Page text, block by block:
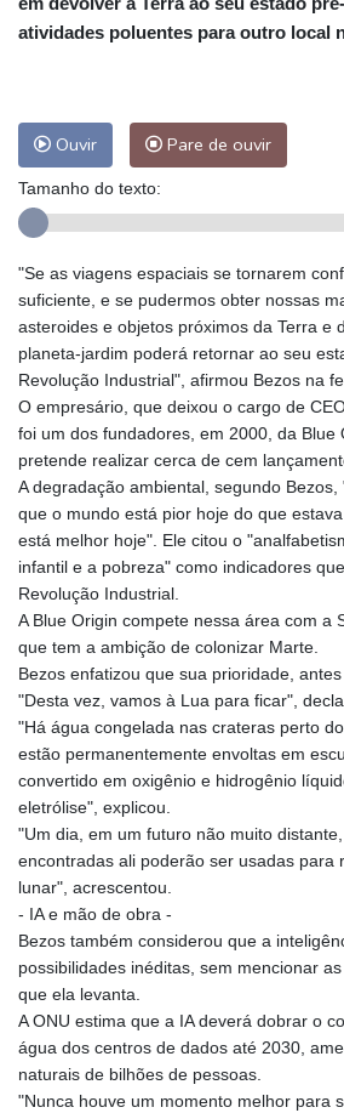
atividades poluentes para outro local
Ouvir Pare de ouvir
Tamanho do texto:
"Se as viagens espaciais se tornarem
suficiente, e se pudermos obter nossas
asteroides e objetos próximos da Terra e
planeta-jardim poderá retornar ao seu
Revolução Industrial", afirmou Bezos na
O empresário, que deixou o cargo de
foi um dos fundadores, em 2000, da Blue
pretende realizar cerca de cem
A degradação ambiental, segundo
que o mundo está pior hoje do que
está melhor hoje". Ele citou o
infantil e a pobreza" como indicadores
Revolução Industrial.
A Blue Origin compete nessa área com a
que tem a ambição de colonizar Marte.
Bezos enfatizou que sua prioridade,
"Desta vez, vamos à Lua para ficar",
"Há água congelada nas crateras perto
estão permanentemente envoltas em
convertido em oxigênio e hidrogênio
eletrólise", explicou.
"Um dia, em um futuro não muito
encontradas ali poderão ser usadas para
lunar", acrescentou.
- IA e mão de obra -
Bezos também considerou que a
possibilidades inéditas, sem mencionar
que ela levanta.
A ONU estima que a IA deverá dobrar o
água dos centros de dados até 2030,
naturais de bilhões de pessoas.
"Nunca houve um momento melhor para